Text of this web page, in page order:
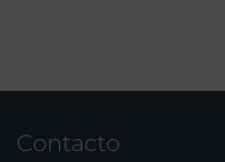
Contacto